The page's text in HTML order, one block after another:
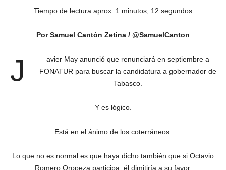
Tiempo de lectura aprox: 1 minutos, 12 segundos
Por Samuel Cantón Zetina / @SamuelCanton
J
avier May anunció que renunciará en septiembre a
FONATUR para buscar la candidatura a gobernador de
Tabasco.
Y es lógico.
Está en el ánimo de los coterráneos.
Lo que no es normal es que haya dicho también que si Octavio
Romero Oropeza participa, él dimitiría a su favor.